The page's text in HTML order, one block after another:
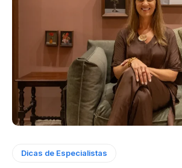
Dicas de Especialistas